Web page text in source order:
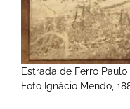
Estrada de Ferro
Foto Ignácio Mendo,